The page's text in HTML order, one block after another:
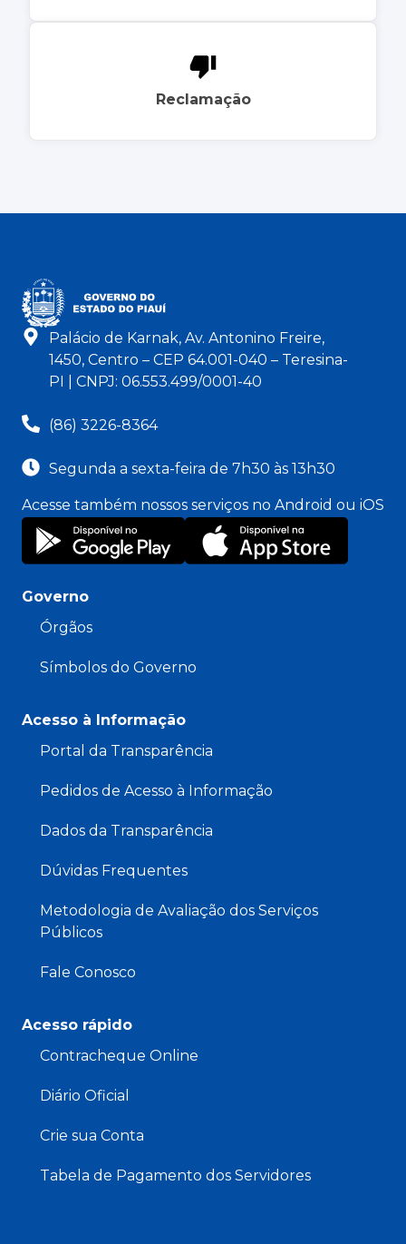
Reclamação
Palácio de Karnak, Av. Antonino Freire,
1450, Centro – CEP 64.001-040 – Teresina-
PI | CNPJ: 06.553.499/0001-40
(86) 3226-8364
Segunda a sexta-feira de 7h30 às 13h30
Acesse também nossos serviços no Android ou iOS
Governo
Órgãos
Símbolos do Governo
Acesso à Informação
Portal da Transparência
Pedidos de Acesso à Informação
Dados da Transparência
Dúvidas Frequentes
Metodologia de Avaliação dos Serviços
Públicos
Fale Conosco
Acesso rápido
Contracheque Online
Diário Oficial
Crie sua Conta
Tabela de Pagamento dos Servidores